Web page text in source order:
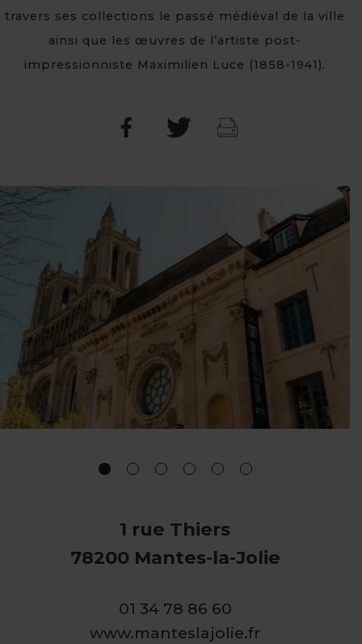
travers ses collections le passé médiéval de la ville
ainsi que les œuvres de l’artiste post-
impressionniste Maximilien Luce (1858-1941).
1 rue Thiers
78200 Mantes-la-Jolie
01 34 78 86 60
www.manteslajolie.fr